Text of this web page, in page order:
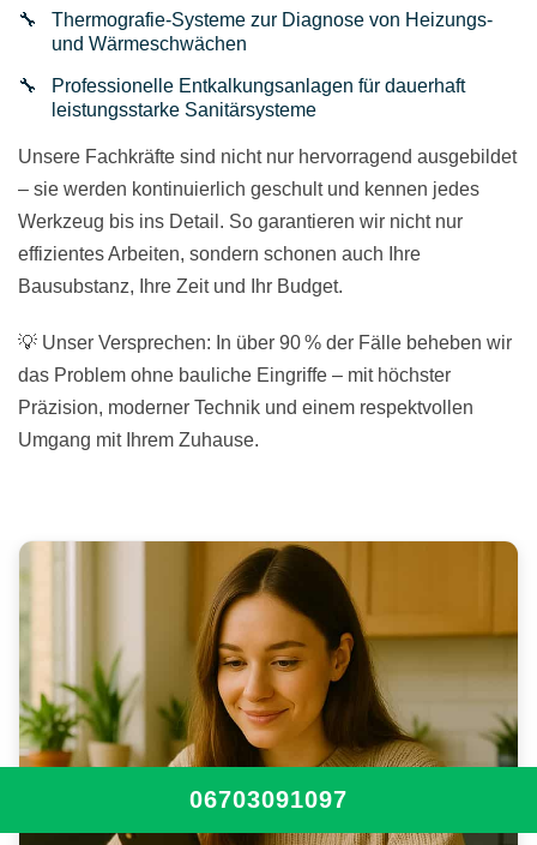
Thermografie-Systeme zur Diagnose von Heizungs-
und Wärmeschwächen
Professionelle Entkalkungsanlagen für dauerhaft
leistungsstarke Sanitärsysteme
Unsere Fachkräfte sind nicht nur hervorragend ausgebildet
– sie werden kontinuierlich geschult und kennen jedes
Werkzeug bis ins Detail. So garantieren wir nicht nur
effizientes Arbeiten, sondern schonen auch Ihre
Bausubstanz, Ihre Zeit und Ihr Budget.
💡 Unser Versprechen: In über 90 % der Fälle beheben wir
das Problem ohne bauliche Eingriffe – mit höchster
Präzision, moderner Technik und einem respektvollen
Umgang mit Ihrem Zuhause.
06703091097